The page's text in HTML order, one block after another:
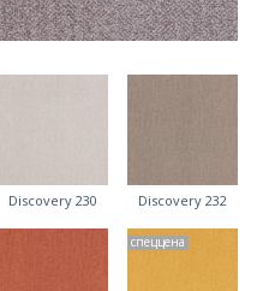
Discovery 230 Discovery 232
спеццена